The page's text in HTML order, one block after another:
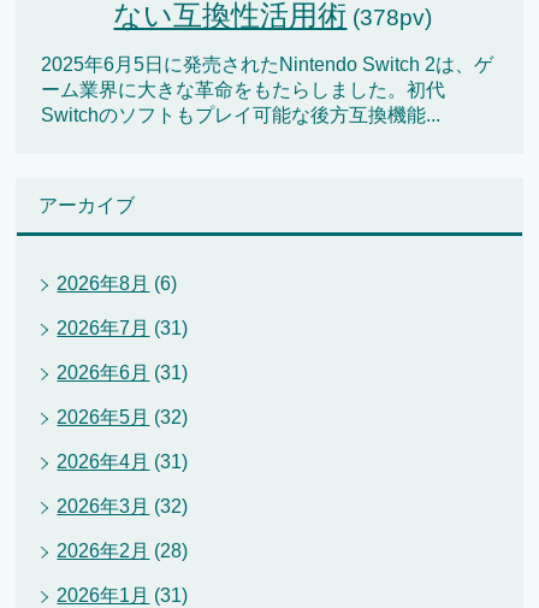
ない互換性活用術 (378pv)
2025年6月5日に発売されたNintendo Switch 2は、ゲ
ーム業界に大きな革命をもたらしました。初代
Switchのソフトもプレイ可能な後方互換機能...
アーカイブ
2026年8月 (6)
2026年7月 (31)
2026年6月 (31)
2026年5月 (32)
2026年4月 (31)
2026年3月 (32)
2026年2月 (28)
2026年1月 (31)